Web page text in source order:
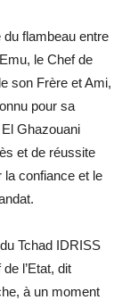
du flambeau entre
le Chef de
son Frère et Ami,
pour sa
Ghazouani
et de réussite
confiance et le
Tchad IDRISS
l’Etat, dit
à un moment